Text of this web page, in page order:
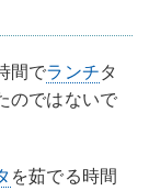
間でランチタ
のではないで
を茹でる時間